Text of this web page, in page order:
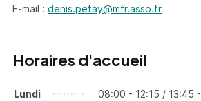
E-mail : denis.petay@mfr.asso.fr
Horaires d'accueil
Jours Tranches horaires
Lundi
08:00 - 12:15 / 13:45 -